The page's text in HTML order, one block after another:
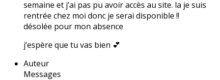
semaine et j’ai pas pu avoir accès au site. la je suis
rentrée chez moi donc je serai disponible !!
désolée pour mon absence
j’espère que tu vas bien 💕
Auteur
Messages